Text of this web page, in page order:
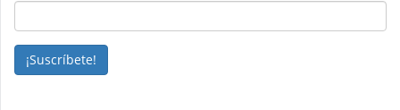
¡Suscríbete!